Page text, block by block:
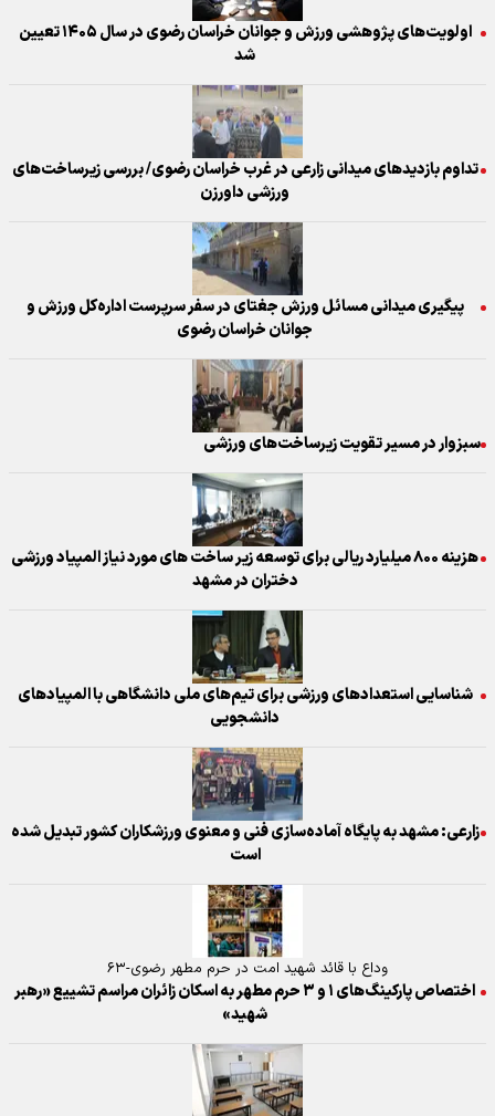
اولویت‌های پژوهشی ورزش و جوانان خراسان رضوی در سال ۱۴۰۵ تعیین
شد
تداوم بازدید‌های میدانی زارعی در غرب خراسان رضوی/ بررسی زیرساخت‌های
ورزشی داورزن
پیگیری میدانی مسائل ورزش جغتای در سفر سرپرست اداره‌کل ورزش و
جوانان خراسان رضوی
سبزوار در مسیر تقویت زیرساخت‌های ورزشی
هزینه ۸۰۰ میلیارد ریالی برای توسعه زیر ساخت های مورد نیاز المپیاد ورزشی
دختران در مشهد
شناسایی استعداد‌های ورزشی برای تیم‌های ملی دانشگاهی با المپیاد‌های
دانشجویی
زارعی: مشهد به پایگاه آماده‌سازی فنی و معنوی ورزشکاران کشور تبدیل شده
است
وداع با قائد شهید امت در حرم مطهر رضوی-۶۳
اختصاص پارکینگ‌های ۱ و ۳ حرم مطهر به اسکان زائران مراسم تشییع «رهبر
شهید»